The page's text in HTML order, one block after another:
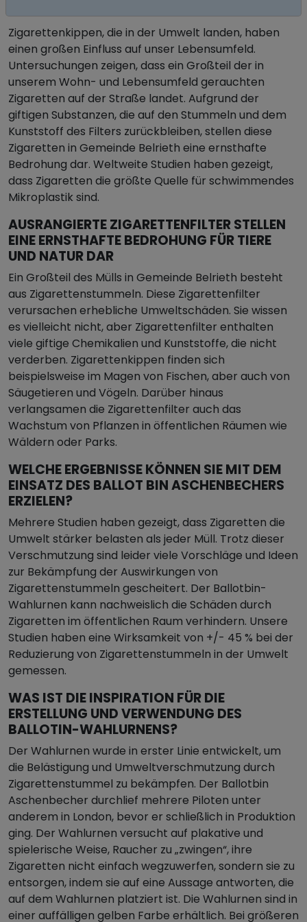
Zigarettenkippen, die in der Umwelt landen, haben
einen großen Einfluss auf unser Lebensumfeld.
Untersuchungen zeigen, dass ein Großteil der in
unserem Wohn- und Lebensumfeld gerauchten
Zigaretten auf der Straße landet. Aufgrund der
giftigen Substanzen, die auf den Stummeln und dem
Kunststoff des Filters zurückbleiben, stellen diese
Zigaretten in Gemeinde Belrieth eine ernsthafte
Bedrohung dar. Weltweite Studien haben gezeigt,
dass Zigaretten die größte Quelle für schwimmendes
Mikroplastik sind.
AUSRANGIERTE ZIGARETTENFILTER STELLEN
EINE ERNSTHAFTE BEDROHUNG FÜR TIERE
UND NATUR DAR
Ein Großteil des Mülls in Gemeinde Belrieth besteht
aus Zigarettenstummeln. Diese Zigarettenfilter
verursachen erhebliche Umweltschäden. Sie wissen
es vielleicht nicht, aber Zigarettenfilter enthalten
viele giftige Chemikalien und Kunststoffe, die nicht
verderben. Zigarettenkippen finden sich
beispielsweise im Magen von Fischen, aber auch von
Säugetieren und Vögeln. Darüber hinaus
verlangsamen die Zigarettenfilter auch das
Wachstum von Pflanzen in öffentlichen Räumen wie
Wäldern oder Parks.
WELCHE ERGEBNISSE KÖNNEN SIE MIT DEM
EINSATZ DES BALLOT BIN ASCHENBECHERS
ERZIELEN?
Mehrere Studien haben gezeigt, dass Zigaretten die
Umwelt stärker belasten als jeder Müll. Trotz dieser
Verschmutzung sind leider viele Vorschläge und Ideen
zur Bekämpfung der Auswirkungen von
Zigarettenstummeln gescheitert. Der Ballotbin-
Wahlurnen kann nachweislich die Schäden durch
Zigaretten im öffentlichen Raum verhindern. Unsere
Studien haben eine Wirksamkeit von +/- 45 % bei der
Reduzierung von Zigarettenstummeln in der Umwelt
gemessen.
WAS IST DIE INSPIRATION FÜR DIE
ERSTELLUNG UND VERWENDUNG DES
BALLOTIN-WAHLURNENS?
Der Wahlurnen wurde in erster Linie entwickelt, um
die Belästigung und Umweltverschmutzung durch
Zigarettenstummel zu bekämpfen. Der Ballotbin
Aschenbecher durchlief mehrere Piloten unter
anderem in London, bevor er schließlich in Produktion
ging. Der Wahlurnen versucht auf plakative und
spielerische Weise, Raucher zu „zwingen“, ihre
Zigaretten nicht einfach wegzuwerfen, sondern sie zu
entsorgen, indem sie auf eine Aussage antworten, die
auf dem Wahlurnen platziert ist. Die Wahlurnen sind in
einer auffälligen gelben Farbe erhältlich. Bei größeren